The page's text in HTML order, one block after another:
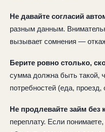
Не давайте согласий
разным данным.
вызывает сомнения —
Берите ровно столько,
сумма должна быть такой,
потребностей (еда,
Не продлевайте займ без
переплату. Если